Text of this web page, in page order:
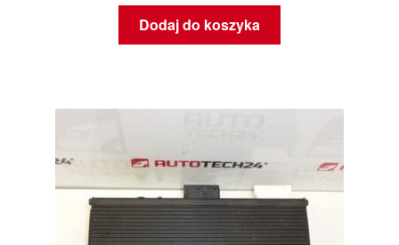
Dodaj do koszyka